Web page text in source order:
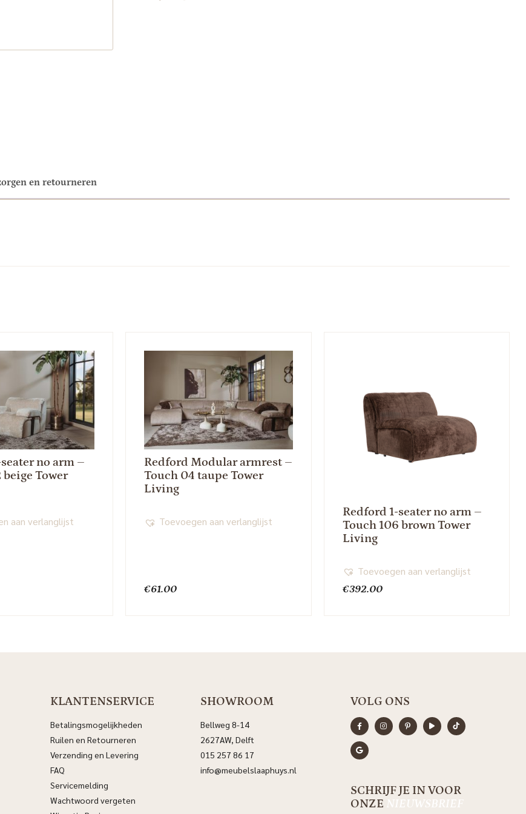
en retourneren
no arm –
beige Tower
aan verlanglijst
Redford Modular armrest –
Touch 04 taupe Tower
Living
€61.00
Toevoegen aan verlanglijst
Redford 1-seater no arm –
Touch 106 brown Tower
Living
€392.00
Toevoegen aan verlanglijst
KLANTENSERVICE
Betalingsmogelijkheden
Ruilen en Retourneren
Verzending en Levering
FAQ
Servicemelding
Wachtwoord vergeten
SHOWROOM
Bellweg 8-14
2627AW, Delft
015 257 86 17
info@meubelslaaphuys.nl
VOLG ONS
SCHRIJF JE IN VOOR
ONZE NIEUWSBRIEF